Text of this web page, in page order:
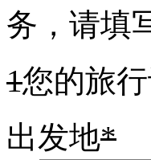
务，请填
1您的旅行
出发地*